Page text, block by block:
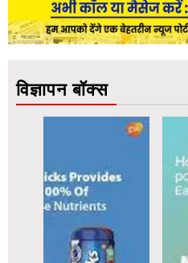
विज्ञापन बॉक्स